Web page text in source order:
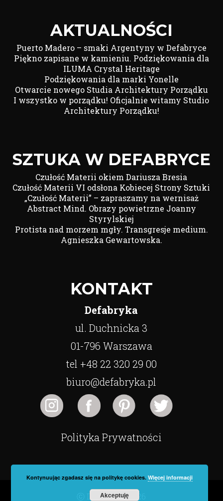
AKTUALNOŚCI
Puerto Madero – smaki Argentyny w Defabryce
Piękno zapisane w kamieniu. Podziękowania dla
ILUMA Crystal Heritage
Podziękowania dla marki Yonelle
Otwarcie nowego Studia Architektury Porządku
I wszystko w porządku! Oficjalnie witamy Studio
Architektury Porządku!
SZTUKA W DEFABRYCE
Czułość Materii okiem Dariusza Bresia
Czułość Materii VI odsłona Kobiecej Strony Sztuki
„Czułość Materii” – zapraszamy na wernisaż
Abstract Mind. Obrazy powietrzne Joanny
Styrylskiej
Protista nad morzem mgły. Transgresje medium.
Agnieszka Gewartowska.
KONTAKT
Defabryka
ul. Duchnicka 3
01-796 Warszawa
tel +48 22 320 29 00
biuro@defabryka.pl
Polityka Prywatności
ⓒ Defabryka 2026
Kontynuując zgadasz się na politykę cookies.Więcej informacji
Akceptuję